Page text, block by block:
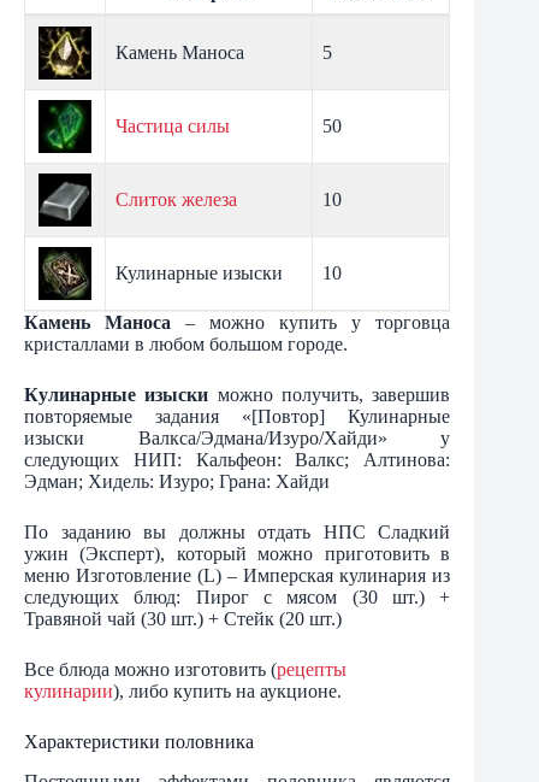
Камень Маноса 5
Частица силы 50
Слиток железа 10
Кулинарные изыски 10
Камень Маноса – можно купить у торговца
кристаллами в любом большом городе.
Кулинарные изыски можно получить, завершив
повторяемые задания «[Повтор] Кулинарные
изыски Валкса/Эдмана/Изуро/Хайди» у
следующих НИП: Кальфеон: Валкс; Алтинова:
Эдман; Хидель: Изуро; Грана: Хайди
По заданию вы должны отдать НПС Сладкий
ужин (Эксперт), который можно приготовить в
меню Изготовление (L) – Имперская кулинария из
следующих блюд: Пирог с мясом (30 шт.) +
Травяной чай (30 шт.) + Стейк (20 шт.)
Все блюда можно изготовить (рецепты
кулинарии), либо купить на аукционе.
Характеристики половника